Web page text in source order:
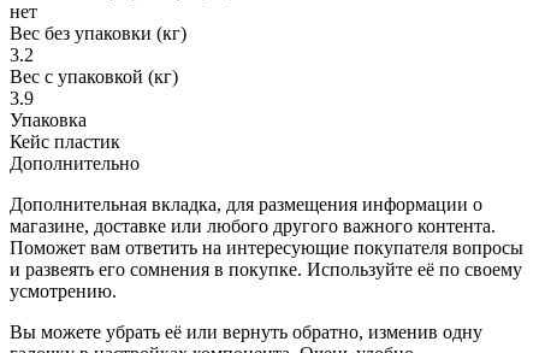
нет
Вес без упаковки (кг)
3.2
Вес с упаковкой (кг)
3.9
Упаковка
Кейс пластик
Дополнительно
Дополнительная вкладка, для размещения информации о
магазине, доставке или любого другого важного контента.
Поможет вам ответить на интересующие покупателя вопросы
и развеять его сомнения в покупке. Используйте её по своему
усмотрению.
Вы можете убрать её или вернуть обратно, изменив одну